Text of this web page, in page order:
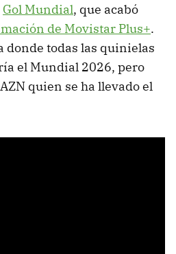
Gol Mundial, que acabó
de Movistar Plus+.
donde todas las quinielas
el Mundial 2026, pero
quien se ha llevado el